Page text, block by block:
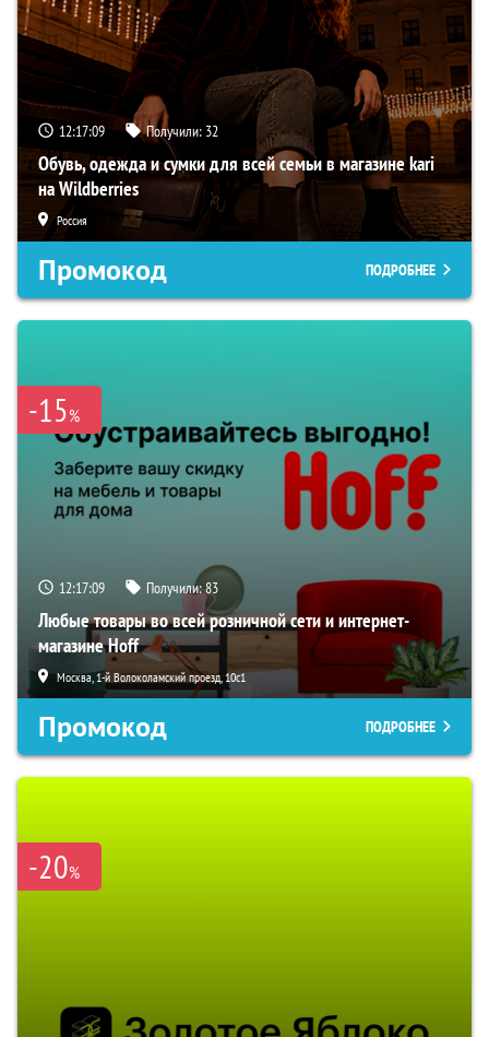
12:17:08 Получили: 32
Обувь, одежда и сумки для всей семьи в магазине kari
на Wildberries
Россия
Промокод ПОДРОБНЕЕ
-15%
12:17:08 Получили:83
Любые товары во всей розничной сети и интернет-
магазине Hoff
Москва, 1-й Волоколамский проезд, 10с1
Промокод ПОДРОБНЕЕ
-20%